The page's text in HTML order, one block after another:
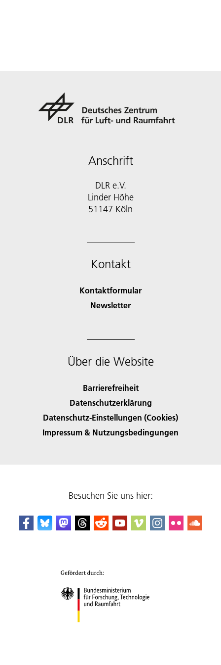
Anschrift
DLR e.V.
Linder Höhe
51147 Köln
Kontakt
Kontaktformular
Newsletter
Über die Website
Barrierefreiheit
Datenschutzerklärung
Datenschutz-Einstellungen (Cookies)
Impressum & Nutzungsbedingungen
Besuchen Sie uns hier: